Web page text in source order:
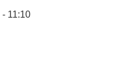
11:10